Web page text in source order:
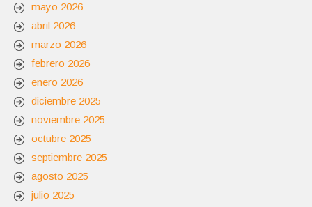
mayo 2026
abril 2026
marzo 2026
febrero 2026
enero 2026
diciembre 2025
noviembre 2025
octubre 2025
septiembre 2025
agosto 2025
julio 2025